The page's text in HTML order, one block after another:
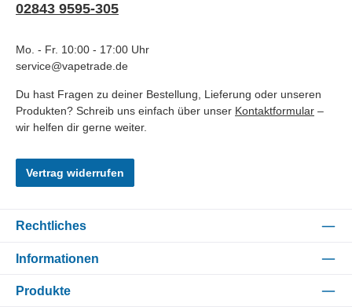
02843 9595-305
Mo. - Fr. 10:00 - 17:00 Uhr
service@vapetrade.de
Du hast Fragen zu deiner Bestellung, Lieferung oder unseren
Produkten? Schreib uns einfach über unser Kontaktformular –
wir helfen dir gerne weiter.
Vertrag widerrufen
Rechtliches
Informationen
Produkte